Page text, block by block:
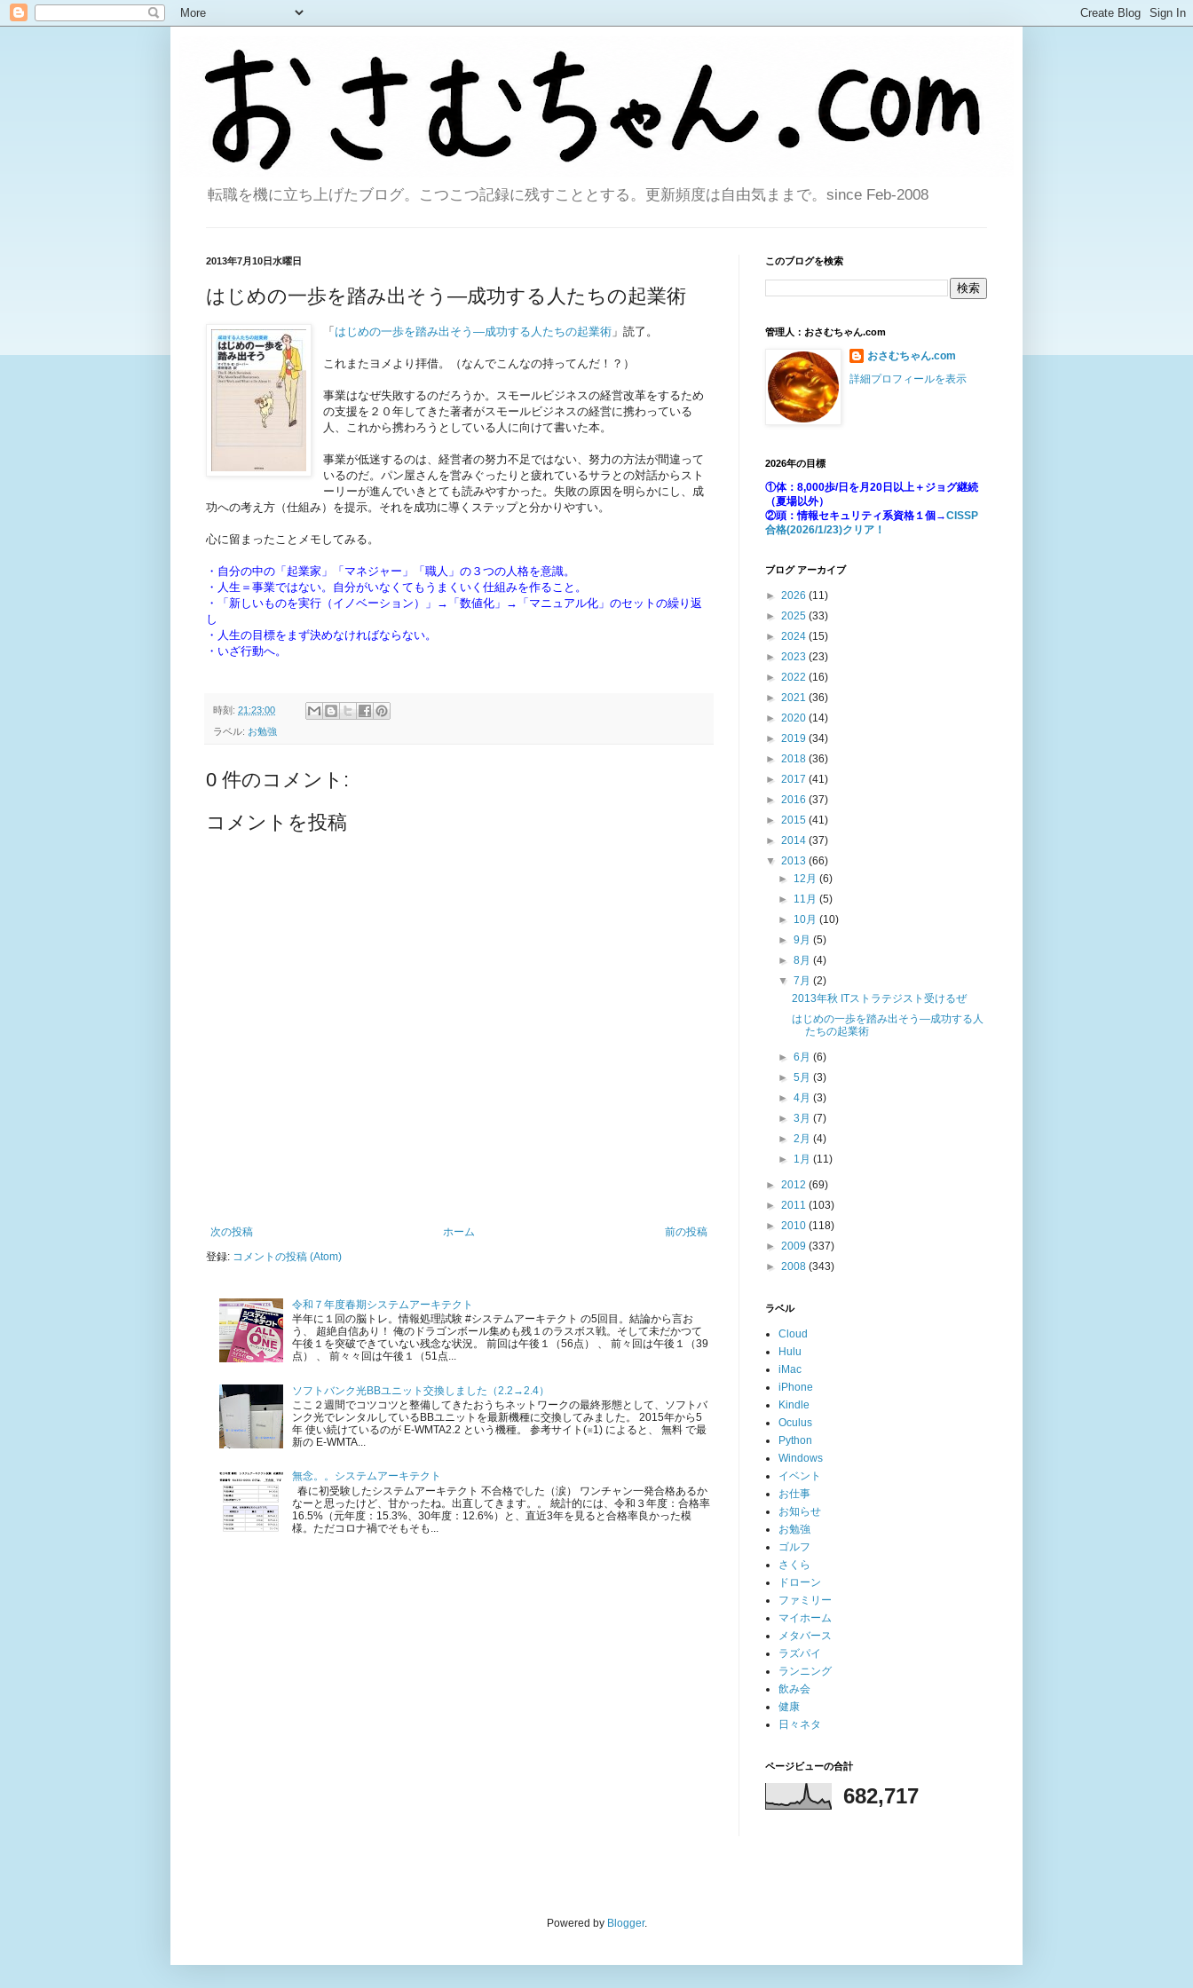
転職を機に立ち上げたブログ。こつこつ記録に残すこととする。更新頻度は自由気ままで。since Feb-2008
2013年7月10日水曜日
はじめの一歩を踏み出そう―成功する人たちの起業術
「 はじめの一歩を踏み出そう―成功する人たちの起業術 」読了。
これまたヨメより拝借。（なんでこんなの持ってんだ！？）
事業はなぜ失敗するのだろうか。スモールビジネスの経営改革をするため
の支援を２０年してきた著者がスモールビジネスの経営に携わっている
人、これから携わろうとしている人に向けて書いた本。
事業が低迷するのは、経営者の努力不足ではない、努力の方法が間違って
いるのだ。パン屋さんを営みぐったりと疲れているサラとの対話からスト
ーリーが進んでいきとても読みやすかった。失敗の原因を明らかにし、成
功への考え方（仕組み）を提示。それを成功に導くステップと分かりやすい。
心に留まったことメモしてみる。
・自分の中の「起業家」「マネジャー」「職人」の３つの人格を意識。
・人生＝事業ではない。自分がいなくてもうまくいく仕組みを作ること。
・「新しいものを実行（イノベーション）」→「数値化」→「マニュアル化」のセットの繰り返
し
・人生の目標をまず決めなければならない。
・いざ行動へ。
時刻: 21:23:00
ラベル: お勉強
0 件のコメント:
コメントを投稿
次の投稿 前の投稿
ホーム
登録: コメントの投稿 (Atom)
令和７年度春期システムアーキテクト
半年に１回の脳トレ。情報処理試験 #システムアーキテクト の5回目。結論から言お
う、 超絶自信あり！ 俺のドラゴンボール集めも残１のラスボス戦。そして未だかつて
午後１を突破できていない残念な状況。 前回は午後１（56点） 、 前々回は午後１（39
点） 、 前々々回は午後１（51点...
ソフトバンク光BBユニット交換しました（2.2→2.4）
ここ２週間でコツコツと整備してきたおうちネットワークの最終形態として、ソフトバ
ンク光でレンタルしているBBユニットを最新機種に交換してみました。 2015年から5
年 使い続けているのが E-WMTA2.2 という機種。 参考サイト(※1) によると、 無料 で最
新の E-WMTA...
無念。。システムアーキテクト
春に初受験したシステムアーキテクト 不合格でした（涙） ワンチャン一発合格あるか
なーと思ったけど、甘かったね。出直してきます。。 統計的には、令和３年度：合格率
16.5%（元年度：15.3%、30年度：12.6%）と、直近3年を見ると合格率良かった模
様。ただコロナ禍でそもそも...
このブログを検索
管理人：おさむちゃん.com
おさむちゃん.com
詳細プロフィールを表示
2026年の目標
①体：8,000歩/日を月20日以上＋ジョグ継続
（夏場以外）
②頭：情報セキュリティ系資格１個→CISSP
合格(2026/1/23)クリア！
ブログ アーカイブ
► 2026 (11)
► 2025 (33)
► 2024 (15)
► 2023 (23)
► 2022 (16)
► 2021 (36)
► 2020 (14)
► 2019 (34)
► 2018 (36)
► 2017 (41)
► 2016 (37)
► 2015 (41)
► 2014 (37)
▼ 2013 (66)
► 12月(6)
► 11月(5)
► 10月(10)
►9月(5)
►8月(4)
▼7月(2)
2013年秋 ITストラテジスト受けるぜ
はじめの一歩を踏み出そう―成功する人
たちの起業術
►6月(6)
►5月(3)
►4月(3)
►3月(7)
►2月(4)
► 1月(11)
► 2012 (69)
► 2011 (103)
► 2010 (118)
► 2009 (337)
► 2008 (343)
ラベル
Cloud
Hulu
iMac
iPhone
Kindle
Oculus
Python
Windows
イベント
お仕事
お知らせ
お勉強
ゴルフ
さくら
ドローン
ファミリー
マイホーム
メタバース
ラズパイ
ランニング
飲み会
健康
日々ネタ
ページビューの合計
682,717
Powered by Blogger.